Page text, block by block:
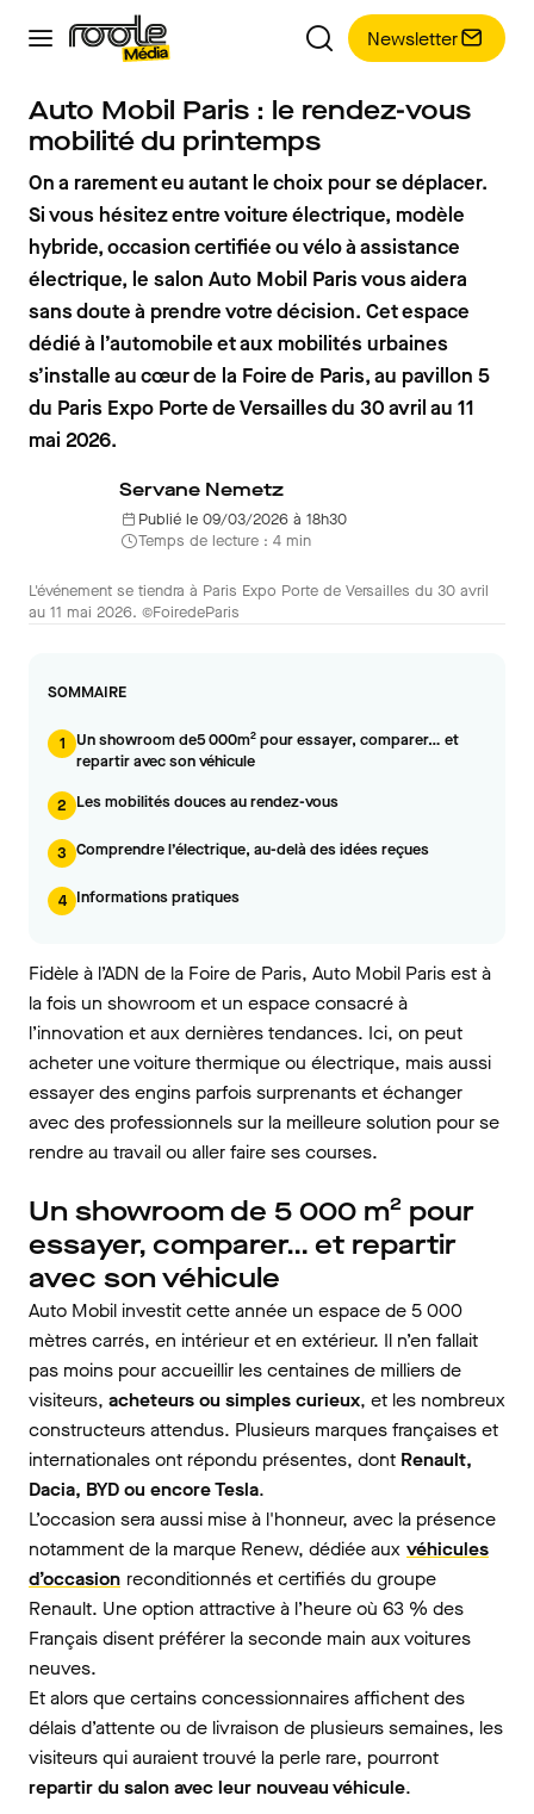
Newsletter
Auto Mobil Paris : le rendez-vous
mobilité du printemps
On a rarement eu autant le choix pour se déplacer.
Si vous hésitez entre voiture électrique, modèle
hybride, occasion certifiée ou vélo à assistance
électrique, le salon Auto Mobil Paris vous aidera
sans doute à prendre votre décision. Cet espace
dédié à l’automobile et aux mobilités urbaines
s’installe au cœur de la Foire de Paris, au pavillon 5
du Paris Expo Porte de Versailles du 30 avril au 11
mai 2026.
Servane Nemetz
Publié le 09/03/2026 à 18h30
Temps de lecture : 4 min
L'événement se tiendra à Paris Expo Porte de Versailles du 30 avril
au 11 mai 2026. ©FoiredeParis
SOMMAIRE
1
Un showroom de5 000m² pour essayer, comparer… et
repartir avec son véhicule
2 Les mobilités douces au rendez-vous
3 Comprendre l’électrique, au-delà des idées reçues
4 Informations pratiques
Fidèle à l’ADN de la Foire de Paris, Auto Mobil Paris est à
la fois un showroom et un espace consacré à
l’innovation et aux dernières tendances. Ici, on peut
acheter une voiture thermique ou électrique, mais aussi
essayer des engins parfois surprenants et échanger
avec des professionnels sur la meilleure solution pour se
rendre au travail ou aller faire ses courses.
Un showroom de 5 000 m² pour
essayer, comparer… et repartir
avec son véhicule
Auto Mobil investit cette année un espace de 5 000
mètres carrés, en intérieur et en extérieur. Il n’en fallait
pas moins pour accueillir les centaines de milliers de
visiteurs, acheteurs ou simples curieux, et les nombreux
constructeurs attendus. Plusieurs marques françaises et
internationales ont répondu présentes, dont Renault,
Dacia, BYD ou encore Tesla.
L’occasion sera aussi mise à l'honneur, avec la présence
notamment de la marque Renew, dédiée aux véhicules
d’occasion reconditionnés et certifiés du groupe
Renault. Une option attractive à l’heure où 63 % des
Français disent préférer la seconde main aux voitures
neuves.
Et alors que certains concessionnaires affichent des
délais d’attente ou de livraison de plusieurs semaines, les
visiteurs qui auraient trouvé la perle rare, pourront
repartir du salon avec leur nouveau véhicule.